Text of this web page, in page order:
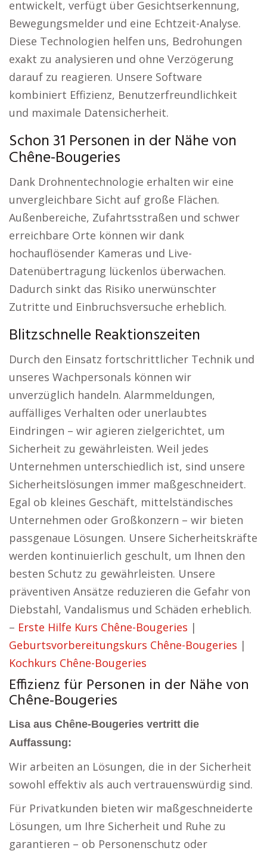
entwickelt, verfügt über Gesichtserkennung,
Bewegungsmelder und eine Echtzeit-Analyse.
Diese Technologien helfen uns, Bedrohungen
exakt zu analysieren und ohne Verzögerung
darauf zu reagieren. Unsere Software
kombiniert Effizienz, Benutzerfreundlichkeit
und maximale Datensicherheit.
Schon 31 Personen in der Nähe von
Chêne-Bougeries
Dank Drohnentechnologie erhalten wir eine
unvergleichbare Sicht auf große Flächen.
Außenbereiche, Zufahrtsstraßen und schwer
erreichbare Orte können wir dank
hochauflösender Kameras und Live-
Datenübertragung lückenlos überwachen.
Dadurch sinkt das Risiko unerwünschter
Zutritte und Einbruchsversuche erheblich.
Blitzschnelle Reaktionszeiten
Durch den Einsatz fortschrittlicher Technik und
unseres Wachpersonals können wir
unverzüglich handeln. Alarmmeldungen,
auffälliges Verhalten oder unerlaubtes
Eindringen – wir agieren zielgerichtet, um
Sicherheit zu gewährleisten. Weil jedes
Unternehmen unterschiedlich ist, sind unsere
Sicherheitslösungen immer maßgeschneidert.
Egal ob kleines Geschäft, mittelständisches
Unternehmen oder Großkonzern – wir bieten
passgenaue Lösungen. Unsere Sicherheitskräfte
werden kontinuierlich geschult, um Ihnen den
besten Schutz zu gewährleisten. Unsere
präventiven Ansätze reduzieren die Gefahr von
Diebstahl, Vandalismus und Schäden erheblich.
– Erste Hilfe Kurs Chêne-Bougeries |
Geburtsvorbereitungskurs Chêne-Bougeries |
Kochkurs Chêne-Bougeries
Effizienz für Personen in der Nähe von
Chêne-Bougeries
Lisa aus Chêne-Bougeries vertritt die
Auffassung:
Wir arbeiten an Lösungen, die in der Sicherheit
sowohl effektiv als auch vertrauenswürdig sind.
Für Privatkunden bieten wir maßgeschneiderte
Lösungen, um Ihre Sicherheit und Ruhe zu
garantieren – ob Personenschutz oder